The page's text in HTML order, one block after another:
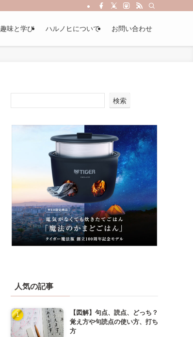
趣味と学び ハルノヒについて お問い合わせ
検索
人気の記事
【図解】句点、読点、どっち？
覚え方や句読点の使い方、打ち
方